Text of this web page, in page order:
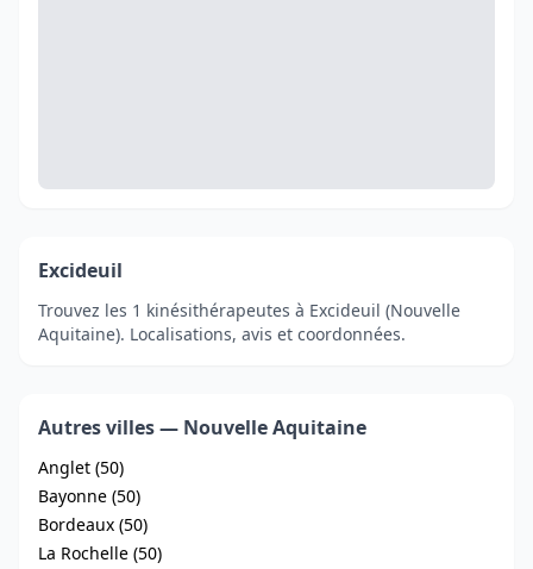
Excideuil
Trouvez les 1 kinésithérapeutes à Excideuil (Nouvelle
Aquitaine). Localisations, avis et coordonnées.
Autres villes — Nouvelle Aquitaine
Anglet (50)
Bayonne (50)
Bordeaux (50)
La Rochelle (50)